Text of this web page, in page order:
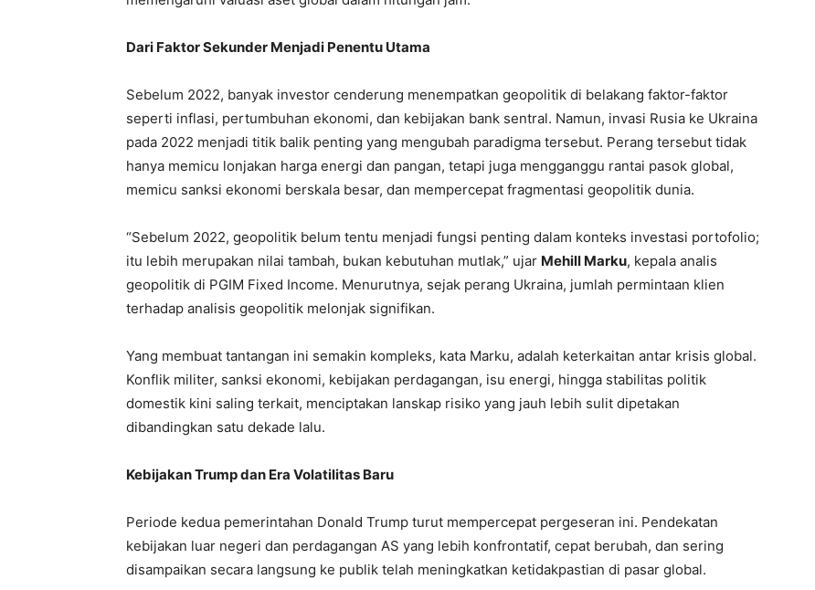
Dari Faktor Sekunder Menjadi Penentu Utama
Sebelum 2022, banyak investor cenderung menempatkan geopolitik di belakang faktor-faktor
seperti inflasi, pertumbuhan ekonomi, dan kebijakan bank sentral. Namun, invasi Rusia ke Ukraina
pada 2022 menjadi titik balik penting yang mengubah paradigma tersebut. Perang tersebut tidak
hanya memicu lonjakan harga energi dan pangan, tetapi juga mengganggu rantai pasok global,
memicu sanksi ekonomi berskala besar, dan mempercepat fragmentasi geopolitik dunia.
“Sebelum 2022, geopolitik belum tentu menjadi fungsi penting dalam konteks investasi portofolio;
itu lebih merupakan nilai tambah, bukan kebutuhan mutlak,” ujar Mehill Marku, kepala analis
geopolitik di PGIM Fixed Income. Menurutnya, sejak perang Ukraina, jumlah permintaan klien
terhadap analisis geopolitik melonjak signifikan.
Yang membuat tantangan ini semakin kompleks, kata Marku, adalah keterkaitan antar krisis global.
Konflik militer, sanksi ekonomi, kebijakan perdagangan, isu energi, hingga stabilitas politik
domestik kini saling terkait, menciptakan lanskap risiko yang jauh lebih sulit dipetakan
dibandingkan satu dekade lalu.
Kebijakan Trump dan Era Volatilitas Baru
Periode kedua pemerintahan Donald Trump turut mempercepat pergeseran ini. Pendekatan
kebijakan luar negeri dan perdagangan AS yang lebih konfrontatif, cepat berubah, dan sering
disampaikan secara langsung ke publik telah meningkatkan ketidakpastian di pasar global.